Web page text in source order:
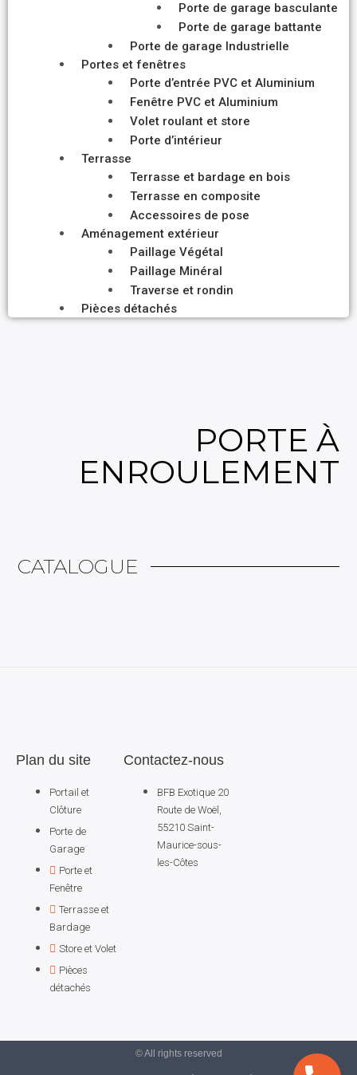
Porte de garage basculante
Porte de garage battante
Porte de garage Industrielle
Portes et fenêtres
Porte d’entrée PVC et Aluminium
Fenêtre PVC et Aluminium
Volet roulant et store
Porte d’intérieur
Terrasse
Terrasse et bardage en bois
Terrasse en composite
Accessoires de pose
Aménagement extérieur
Paillage Végétal
Paillage Minéral
Traverse et rondin
Pièces détachés
PORTE À
ENROULEMENT
CATALOGUE
Plan du site
Portail et
Clôture
Porte de
Garage
Porte et
Fenêtre
Terrasse et
Bardage
Store et Volet
Pièces
détachés
Contactez-nous
BFB Exotique 20
Route de Woël,
55210 Saint-
Maurice-sous-
les-Côtes
© All rights reserved